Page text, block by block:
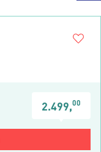
2.499,00